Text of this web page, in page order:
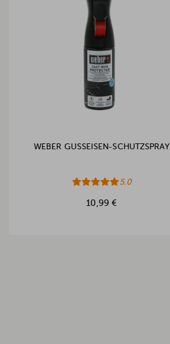
WEBER GUSSEISEN-SCHUTZSPRAY
5.0
10,99 €